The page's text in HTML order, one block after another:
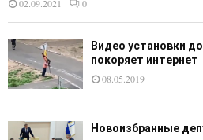
02.09.2021
0
Видео установки
покоряет интернет
08.05.2019
Новоизбранные